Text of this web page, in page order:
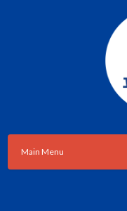
立憲民主党
Main Menu